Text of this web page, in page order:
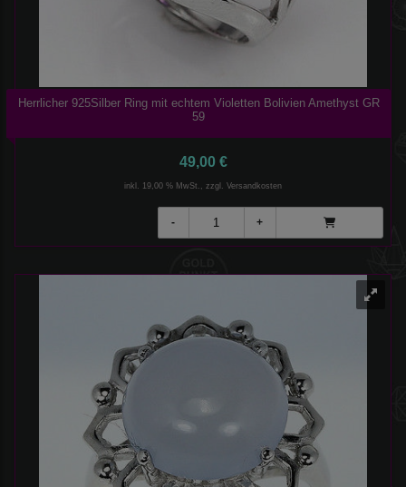
Herrlicher 925Silber Ring mit echtem Violetten Bolivien Amethyst GR
59
49,00 €
inkl. 19,00 % MwSt., zzgl. Versandkosten